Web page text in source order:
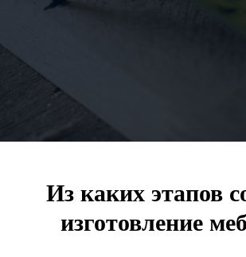
Из каких этапов
изготовление